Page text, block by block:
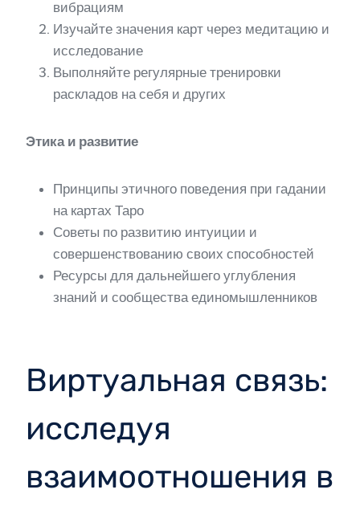
вибрациям
Изучайте значения карт через медитацию и
исследование
Выполняйте регулярные тренировки
раскладов на себя и других
Этика и развитие
Принципы этичного поведения при гадании
на картах Таро
Советы по развитию интуиции и
совершенствованию своих способностей
Ресурсы для дальнейшего углубления
знаний и сообщества единомышленников
Виртуальная связь:
исследуя
взаимоотношения в